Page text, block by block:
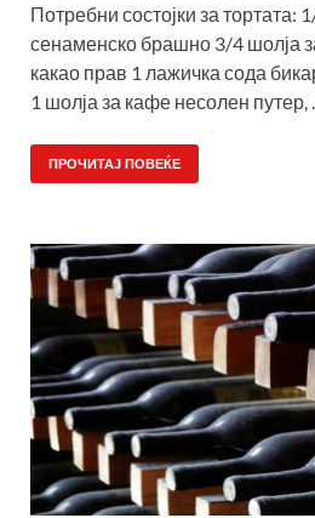
Потребни состојки за тортата:
сенаменско брашно 3/4 шолја
какао прав 1 лажичка сода
1 шолја за кафе несолен путер, …
ПРОЧИТАЈ ПОВЕЌЕ